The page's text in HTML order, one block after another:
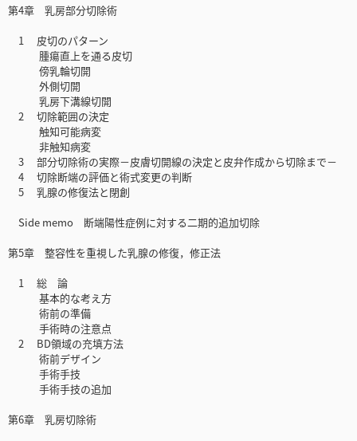
第4章 乳房部分切除術
1 皮切のパターン
腫瘍直上を通る皮切
傍乳輪切開
外側切開
乳房下溝線切開
2 切除範囲の決定
触知可能病変
非触知病変
3 部分切除術の実際－皮膚切開線の決定と皮弁作成から切除まで－
4 切除断端の評価と術式変更の判断
5 乳腺の修復法と閉創
Side memo 断端陽性症例に対する二期的追加切除
第5章 整容性を重視した乳腺の修復，修正法
1 総 論
基本的な考え方
術前の準備
手術時の注意点
2 BD領域の充填方法
術前デザイン
手術手技
手術手技の追加
第6章 乳房切除術